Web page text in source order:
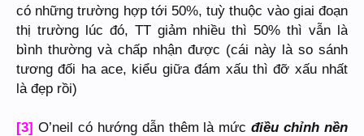
có những trường hợp tới 50%, tuỳ thuộc vào giai đoạn
thị trường lúc đó, TT giảm nhiều thì 50% thì vẫn là
bình thường và chấp nhận được (cái này là so sánh
tương đối ha ace, kiểu giữa đám xấu thì đỡ xấu nhất
là đẹp rồi)
[3] O’neil có hướng dẫn thêm là mứcđiều chỉnh nền